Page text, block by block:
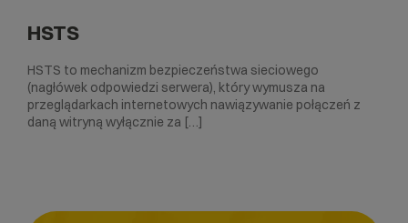
HSTS
HSTS to mechanizm bezpieczeństwa sieciowego
(nagłówek odpowiedzi serwera), który wymusza na
przeglądarkach internetowych nawiązywanie połączeń z
daną witryną wyłącznie za […]